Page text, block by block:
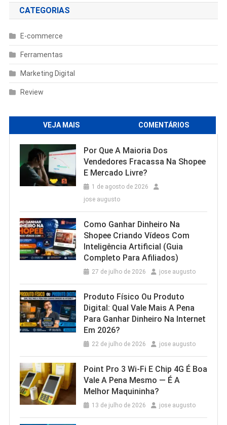
CATEGORIAS
E-commerce
Ferramentas
Marketing Digital
Review
VEJA MAIS COMENTÁRIOS
Por Que A Maioria Dos
Vendedores Fracassa Na Shopee
E Mercado Livre?
1 de agosto de 2026
jose augusto
Como Ganhar Dinheiro Na
Shopee Criando Vídeos Com
Inteligência Artificial (Guia
Completo Para Afiliados)
27 de julho de 2026 jose augusto
Produto Físico Ou Produto
Digital: Qual Vale Mais A Pena
Para Ganhar Dinheiro Na Internet
Em 2026?
22 de julho de 2026 jose augusto
Point Pro 3 Wi‑Fi E Chip 4G É Boa
Vale A Pena Mesmo — É A
Melhor Maquininha?
13 de julho de 2026 jose augusto